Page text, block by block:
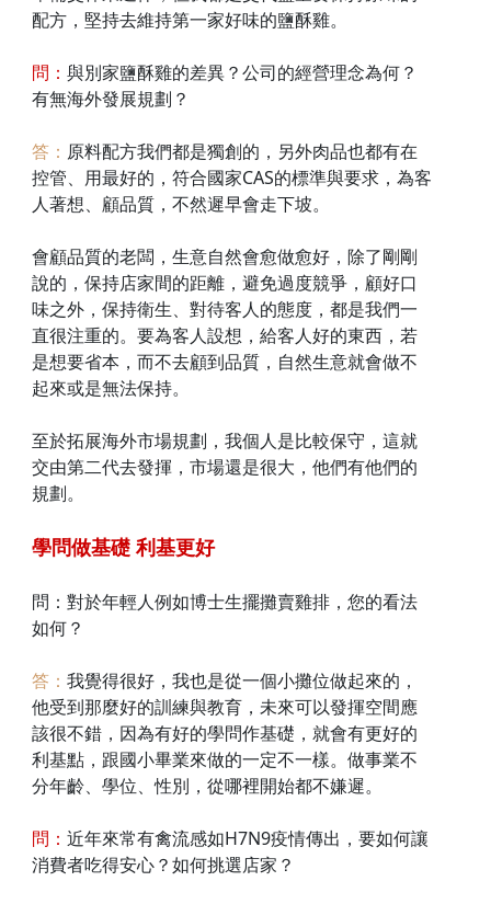
配方，堅持去維持第一家好味的鹽酥雞。
問： 與別家鹽酥雞的差異？公司的經營理念為何？
有無海外發展規劃？
答： 原料配方我們都是獨創的，另外肉品也都有在
控管、用最好的，符合國家CAS的標準與要求，為客
人著想、顧品質，不然遲早會走下坡。
會顧品質的老闆，生意自然會愈做愈好，除了剛剛
說的，保持店家間的距離，避免過度競爭，顧好口
味之外，保持衛生、對待客人的態度，都是我們一
直很注重的。要為客人設想，給客人好的東西，若
是想要省本，而不去顧到品質，自然生意就會做不
起來或是無法保持。
至於拓展海外市場規劃，我個人是比較保守，這就
交由第二代去發揮，市場還是很大，他們有他們的
規劃。
學問做基礎 利基更好
問：對於年輕人例如博士生擺攤賣雞排，您的看法
如何？
答： 我覺得很好，我也是從一個小攤位做起來的，
他受到那麼好的訓練與教育，未來可以發揮空間應
該很不錯，因為有好的學問作基礎，就會有更好的
利基點，跟國小畢業來做的一定不一樣。做事業不
分年齡、學位、性別，從哪裡開始都不嫌遲。
問： 近年來常有禽流感如H7N9疫情傳出，要如何讓
消費者吃得安心？如何挑選店家？